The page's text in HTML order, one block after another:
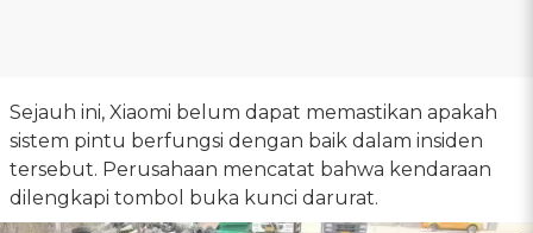
Sejauh ini, Xiaomi belum dapat memastikan apakah
sistem pintu berfungsi dengan baik dalam insiden
tersebut. Perusahaan mencatat bahwa kendaraan
dilengkapi tombol buka kunci darurat.